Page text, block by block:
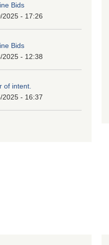
Bids
2025 - 17:26
Bids
2025 - 12:38
of intent.
2025 - 16:37